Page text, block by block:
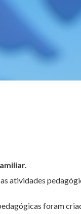
atividades
foram